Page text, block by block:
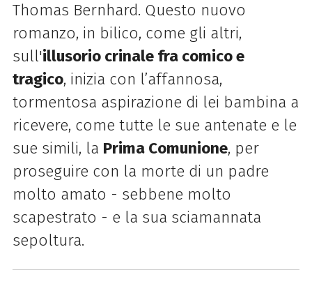
Thomas Bernhard. Questo nuovo
romanzo, in bilico, come gli altri,
sull'illusorio crinale fra comico e
tragico, inizia con l’affannosa,
tormentosa aspirazione di lei bambina a
ricevere, come tutte le sue antenate e le
sue simili, la Prima Comunione, per
proseguire con la morte di un padre
molto amato - sebbene molto
scapestrato - e la sua sciamannata
sepoltura.